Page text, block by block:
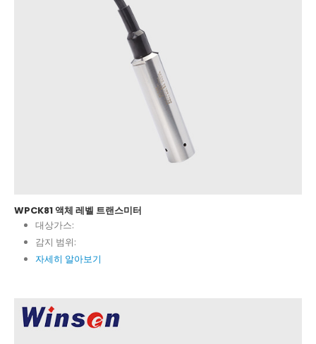
WPCK81 액체 레벨 트랜스미터
대상가스:
감지 범위:
자세히 알아보기